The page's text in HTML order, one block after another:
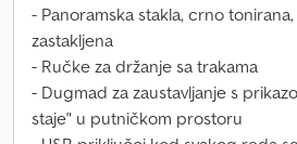
- Panoramska stakla, crno
zastakljena
- Ručke za držanje sa trakama
- Dugmad za zaustavljanje s
staje" u putničkom prostoru